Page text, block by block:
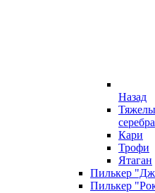
Назад
серебра
Кари
Трофи
Ятаган
Пилькер
Пилькер